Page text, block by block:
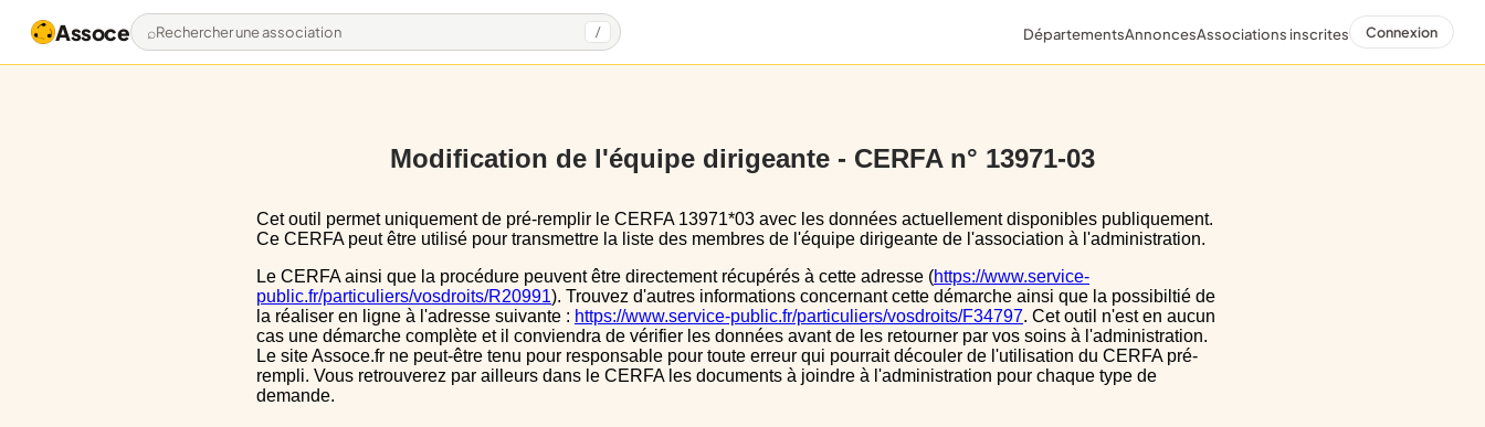
Assoce Rechercher une association / DépartementsAnnoncesAssociations inscrites Connexion
Modification de l'équipe dirigeante - CERFA n° 13971-03
Cet outil permet uniquement de pré-remplir le CERFA 13971*03 avec les données actuellement disponibles publiquement.
Ce CERFA peut être utilisé pour transmettre la liste des membres de l'équipe dirigeante de l'association à l'administration.
Le CERFA ainsi que la procédure peuvent être directement récupérés à cette adresse (https://www.service-
public.fr/particuliers/vosdroits/R20991). Trouvez d'autres informations concernant cette démarche ainsi que la possibiltié de
la réaliser en ligne à l'adresse suivante : https://www.service-public.fr/particuliers/vosdroits/F34797. Cet outil n'est en aucun
cas une démarche complète et il conviendra de vérifier les données avant de les retourner par vos soins à l'administration.
Le site Assoce.fr ne peut-être tenu pour responsable pour toute erreur qui pourrait découler de l'utilisation du CERFA pré-
rempli. Vous retrouverez par ailleurs dans le CERFA les documents à joindre à l'administration pour chaque type de
demande.